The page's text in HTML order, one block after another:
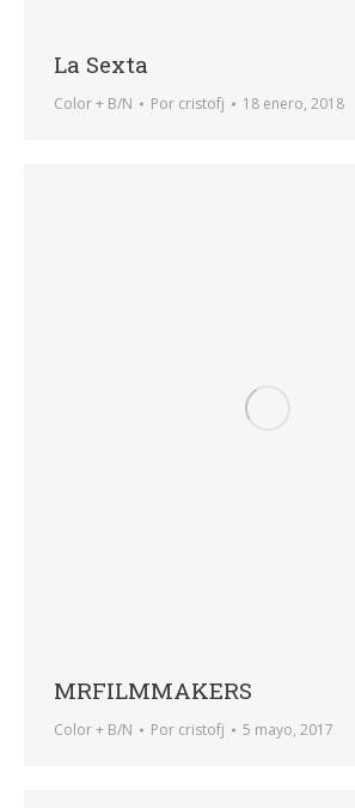
La Sexta
Color + B/N Por cristofj 18 enero, 2018
MRFILMMAKERS
Color + B/N Por cristofj 5 mayo, 2017